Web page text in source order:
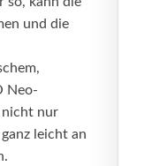
und die
Neo-
nicht nur
leicht an